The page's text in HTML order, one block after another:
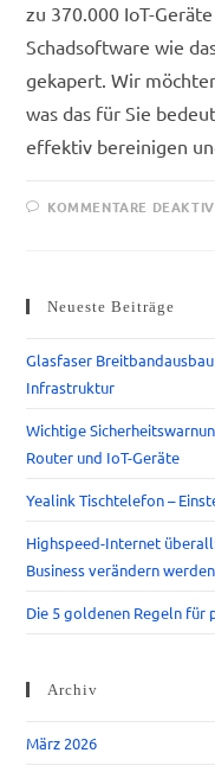
zu 370.000 IoT-
Schadsoftware wie
gekapert. Wir
was das für Sie
effektiv bereinigen
KOMMENTARE
Neueste Beiträge
Glasfaser
Infrastruktur
Wichtige
Router und IoT-Geräte
Yealink Tischtelefon –
Highspeed-Internet
Business verändern werden
Die 5 goldenen Regeln
Archiv
März 2026